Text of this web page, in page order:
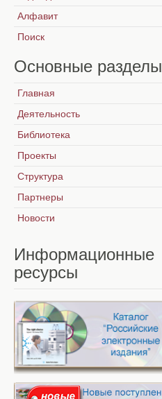
Алфавит
Поиск
Основные разделы
Главная
Деятельность
Библиотека
Проекты
Структура
Партнеры
Новости
Информационные
ресурсы